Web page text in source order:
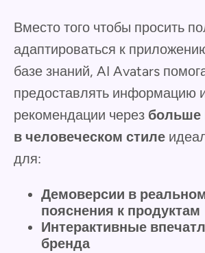
Вместо того чтобы просить
адаптироваться к
базе знаний, AI Avatars
предоставлять информацию
рекомендации через больше
в человеческом стиле
для:
Демоверсии в
пояснения к продуктам
Интерактивные
бренда